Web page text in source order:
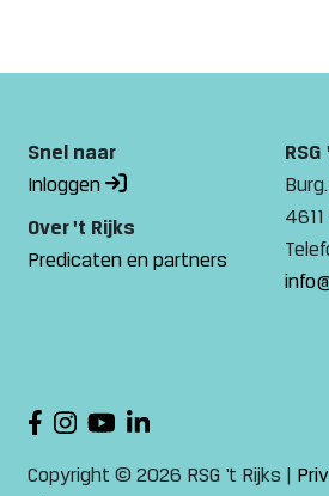
Snel naar
Inloggen
Over 't Rijks
Predicaten en partners
Copyright © 2026 RSG ‘t Rijks |